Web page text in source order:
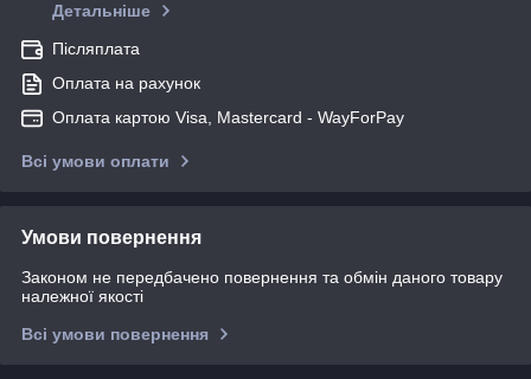
Детальніше
Післяплата
Оплата на рахунок
Оплата картою Visa, Mastercard - WayForPay
Всі умови оплати
Умови повернення
Законом не передбачено повернення та обмін даного товару
належної якості
Всі умови повернення